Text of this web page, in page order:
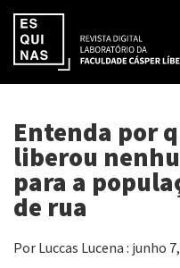
Entenda por
liberou
para a
de rua
Por Luccas Lucena : junho